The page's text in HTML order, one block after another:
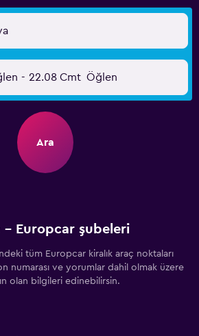
- 22.08 Cmt Öğlen
Ara
- Europcar şubeleri
tüm Europcar kiralık araç noktaları
numarası ve yorumlar dahil olmak üzere
olan bilgileri edinebilirsin.